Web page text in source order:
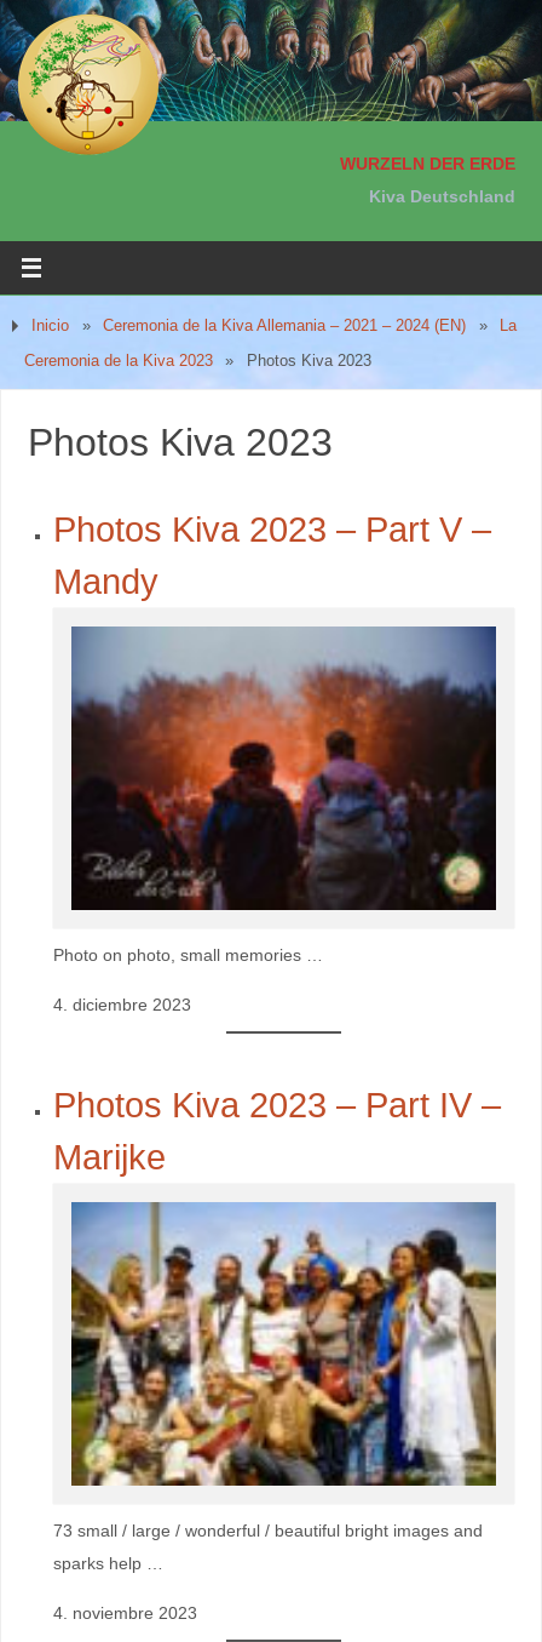
WURZELN DER ERDE
Kiva Deutschland
Inicio » Ceremonia de la Kiva Allemania – 2021 – 2024 (EN) »
La
Ceremonia de la Kiva 2023
» Photos Kiva 2023
Photos Kiva 2023
Photos Kiva 2023 – Part V –
Mandy
Photo on photo, small memories …
4. diciembre 2023
Photos Kiva 2023 – Part IV –
Marijke
73 small / large / wonderful / beautiful bright images and
sparks help …
4. noviembre 2023